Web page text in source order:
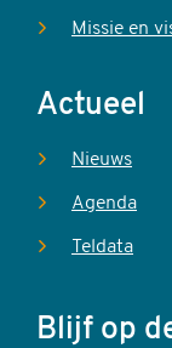
Missie en
Actueel
Nieuws
Agenda
Teldata
Blijf op